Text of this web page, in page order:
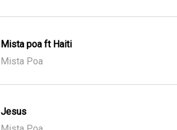
Mista poa ft Haiti
Mista Poa
Jesus